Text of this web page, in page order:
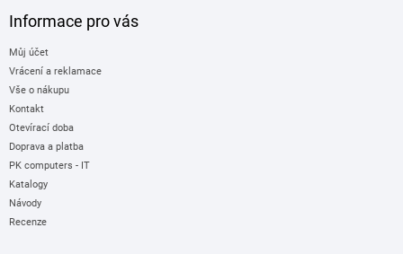
Informace pro vás
Můj účet
Vrácení a reklamace
Vše o nákupu
Kontakt
Otevírací doba
Doprava a platba
PK computers - IT
Katalogy
Návody
Recenze